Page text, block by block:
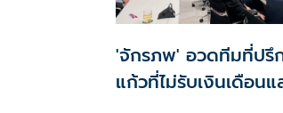
'จักรภพ' อวดทีมที่ป
แก้วที่ไม่รับเงินเดือนแ